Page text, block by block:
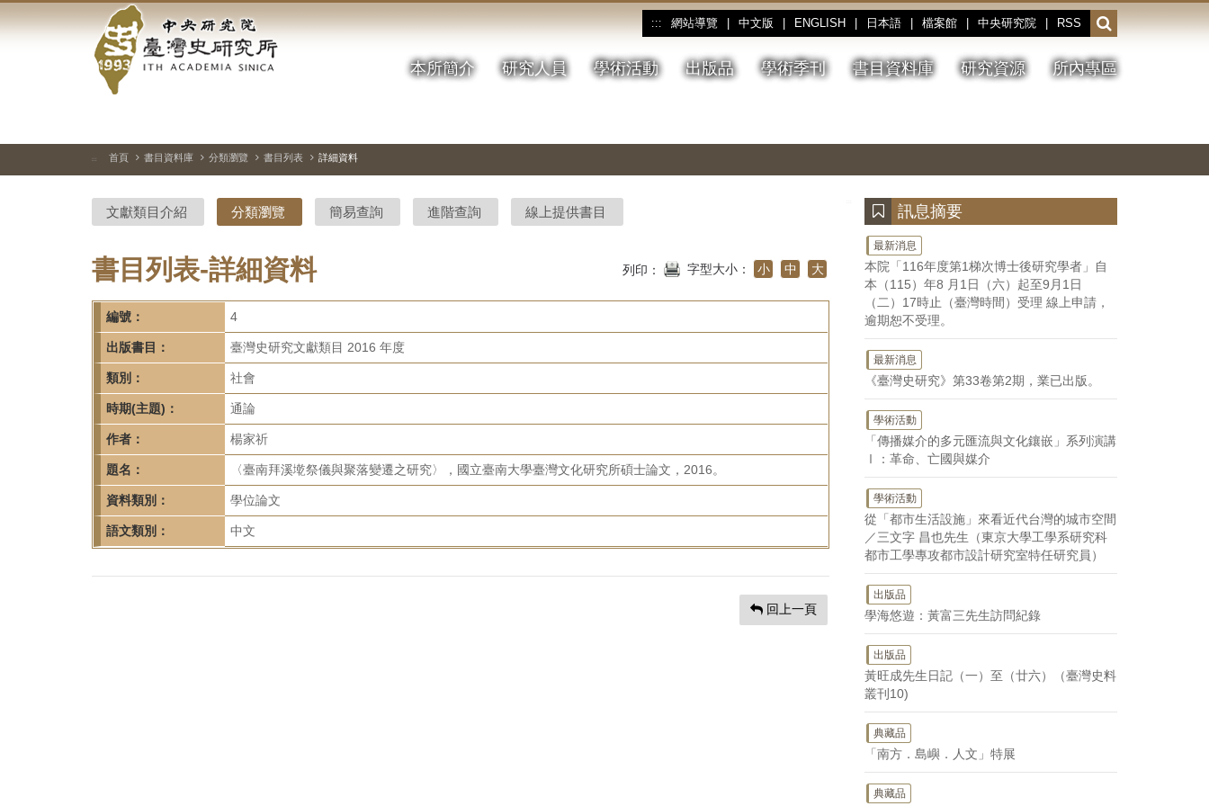
到
中
央
研
院-
臺
灣
史
研
究
所-
首
頁
::: 網站導覽 中文版 ENGLISH 日本語 檔案館 中央研究院 RSS
開
啟
或
收
本所簡介 研究人員 學術活動 出版品 學術季刊 書目資料庫 研究資源 所內專區
停、
圖
圖
結
::: 首頁 書目資料庫 分類瀏覽 書目列表 詳細資料
文獻類目介紹 分類瀏覽 簡易查詢 進階查詢 線上提供書目
書目列表-詳細資料 列印： 字型大小： 小 中 大
編號： 4
出版書目： 臺灣史研究文獻類目 2016 年度
類別： 社會
時期(主題)： 通論
作者： 楊家祈
題名： 〈臺南拜溪墘祭儀與聚落變遷之研究〉，國立臺南大學臺灣文化研究所碩士論文，2016。
資料類別： 學位論文
語文類別： 中文
回上一頁
訊息摘要
最新消息
本院「116年度第1梯次博士後研究學者」自
本（115）年8 月1日（六）起至9月1日
（二）17時止（臺灣時間）受理 線上申請，
逾期恕不受理。
最新消息
《臺灣史研究》第33卷第2期，業已出版。
學術活動
「傳播媒介的多元匯流與文化鑲嵌」系列演講
Ⅰ：革命、亡國與媒介
學術活動
從「都市生活設施」來看近代台灣的城市空間
／三文字 昌也先生（東京大學工學系研究科
都市工學專攻都市設計研究室特任研究員）
出版品
學海悠遊：黃富三先生訪問紀錄
出版品
黃旺成先生日記（一）至（廿六）（臺灣史料
叢刊10)
典藏品
「南方．島嶼．人文」特展
典藏品